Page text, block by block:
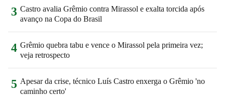
3 Castro avalia Grêmio contra Mirassol e exalta torcida após
avanço na Copa do Brasil
4 Grêmio quebra tabu e vence o Mirassol pela primeira vez;
veja retrospecto
5 Apesar da crise, técnico Luís Castro enxerga o Grêmio 'no
caminho certo'